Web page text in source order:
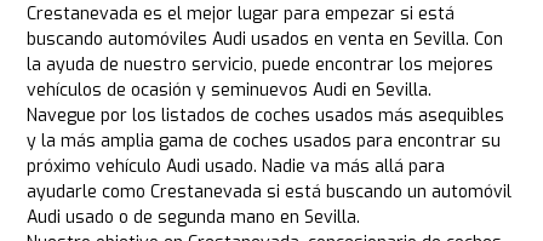
Crestanevada es el mejor lugar para empezar si está
buscando automóviles Audi usados en venta en Sevilla. Con
la ayuda de nuestro servicio, puede encontrar los mejores
vehículos de ocasión y seminuevos Audi en Sevilla.
Navegue por los listados de coches usados más asequibles
y la más amplia gama de coches usados para encontrar su
próximo vehículo Audi usado. Nadie va más allá para
ayudarle como Crestanevada si está buscando un automóvil
Audi usado o de segunda mano en Sevilla.